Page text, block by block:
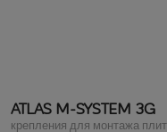
ATLAS M-SYSTEM 3G
крепления для монтажа плит